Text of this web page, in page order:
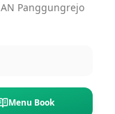
Panggungrejo
Menu Book